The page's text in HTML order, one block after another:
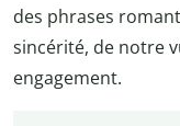
des phrases
sincérité, de notre
engagement.